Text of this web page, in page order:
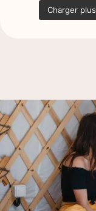
Charger plus